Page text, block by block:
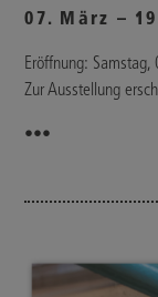
07. März –
Eröffnung:
Zur Ausstellung
•••